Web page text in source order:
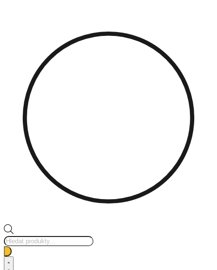
Products
search